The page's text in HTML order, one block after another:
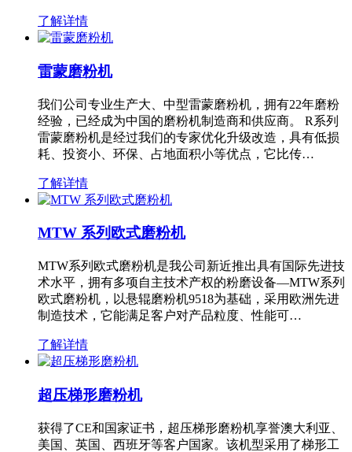
了解详情
雷蒙磨粉机
我们公司专业生产大、中型雷蒙磨粉机，拥有22年磨粉
经验，已经成为中国的磨粉机制造商和供应商。 R系列
雷蒙磨粉机是经过我们的专家优化升级改造，具有低损
耗、投资小、环保、占地面积小等优点，它比传…
了解详情
MTW 系列欧式磨粉机
MTW系列欧式磨粉机是我公司新近推出具有国际先进技
术水平，拥有多项自主技术产权的粉磨设备—MTW系列
欧式磨粉机，以悬辊磨粉机9518为基础，采用欧洲先进
制造技术，它能满足客户对产品粒度、性能可…
了解详情
超压梯形磨粉机
获得了CE和国家证书，超压梯形磨粉机享誉澳大利亚、
美国、英国、西班牙等客户国家。该机型采用了梯形工